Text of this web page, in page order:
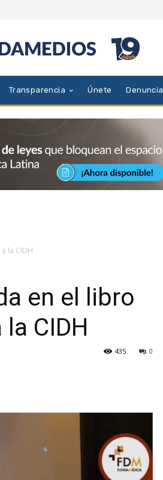
Transparencia Únete Denuncia
la CIDH
en el libro
la CIDH
0
435